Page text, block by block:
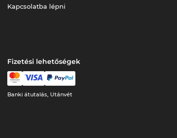
Kapcsolatba lépni
Fizetési lehetőségek
Banki átutalás, Utánvét